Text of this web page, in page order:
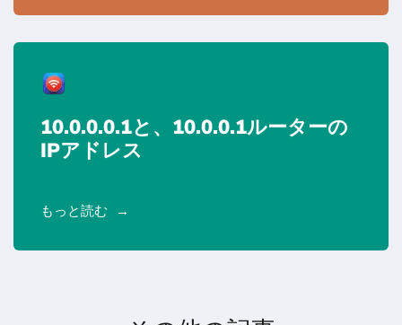
10.0.0.0.1と、10.0.0.1ルーターの
IPアドレス
もっと読む